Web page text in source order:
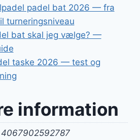
padel bat 2026 — fra
turneringsniveau
bat skal jeg vælge? —
taske 2026 — test og
information
4067902592787